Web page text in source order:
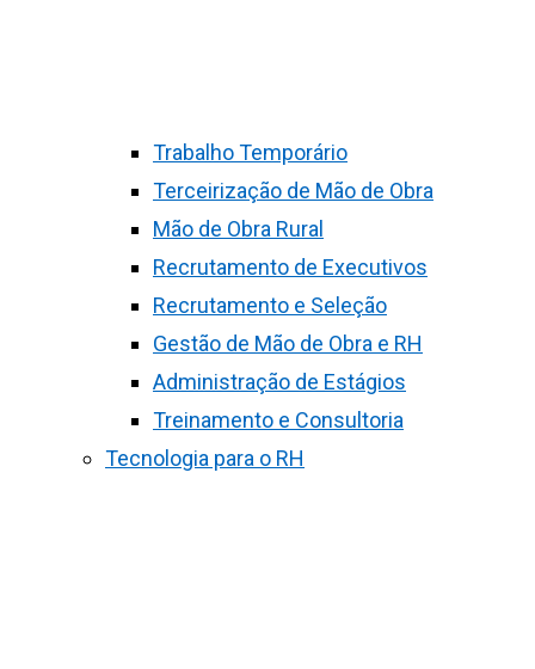
Trabalho Temporário
Terceirização de Mão de Obra
Mão de Obra Rural
Recrutamento de Executivos
Recrutamento e Seleção
Gestão de Mão de Obra e RH
Administração de Estágios
Treinamento e Consultoria
Tecnologia para o RH